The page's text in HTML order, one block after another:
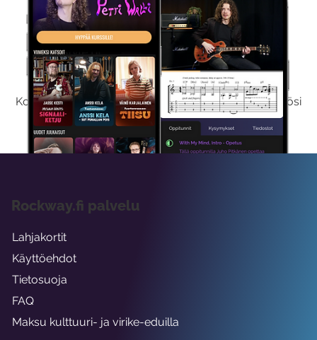
Kokeile Ilmaiseksi
Kokeilemalla ilmaiseksi saat koko sisältömme käyttöösi
viikon ajaksi.
Rockway.fi palvelu
Lahjakortit
Käyttöehdot
Tietosuoja
FAQ
Maksu kulttuuri- ja virike-eduilla